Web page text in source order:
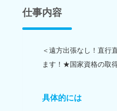
仕事内容
＜遠方出張なし！直行
ます！★国家資格の取
具体的には